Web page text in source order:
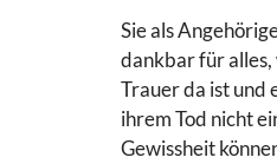
Sie als
dankbar für alles,
Trauer da ist und
ihrem Tod nicht
Gewissheit